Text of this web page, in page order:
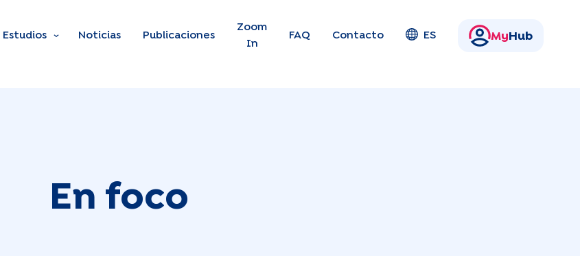
Skip to main content
Estudios Noticias Publicaciones
Zoom
In
FAQ Contacto ES My Hub
En foco